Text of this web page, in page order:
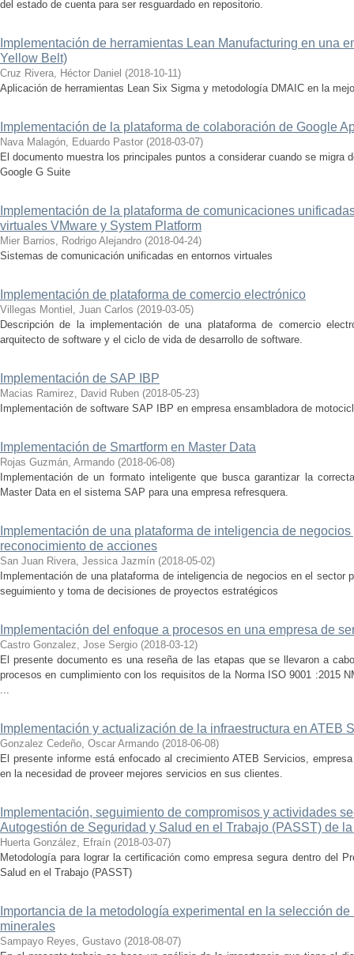
del estado de cuenta para ser resguardado en repositorio.
Implementación de herramientas Lean Manufacturing en una
Yellow Belt)
Cruz Rivera, Héctor Daniel (2018-10-11)
Aplicación de herramientas Lean Six Sigma y metodología DMAIC en la
Implementación de la plataforma de colaboración de Google
Nava Malagón, Eduardo Pastor (2018-03-07)
El documento muestra los principales puntos a considerar cuando se migra
Google G Suite
Implementación de la plataforma de comunicaciones
virtuales VMware y System Platform
Mier Barrios, Rodrigo Alejandro (2018-04-24)
Sistemas de comunicación unificadas en entornos virtuales
Implementación de plataforma de comercio electrónico
Villegas Montiel, Juan Carlos (2019-03-05)
Descripción de la implementación de una plataforma de comercio
arquitecto de software y el ciclo de vida de desarrollo de software.
Implementación de SAP IBP
Macias Ramirez, David Ruben (2018-05-23)
Implementación de software SAP IBP en empresa ensambladora de
Implementación de Smartform en Master Data
Rojas Guzmán, Armando (2018-06-08)
Implementación de un formato inteligente que busca garantizar la
Master Data en el sistema SAP para una empresa refresquera.
Implementación de una plataforma de inteligencia de
reconocimiento de acciones
San Juan Rivera, Jessica Jazmín (2018-05-02)
Implementación de una plataforma de inteligencia de negocios en el sector
seguimiento y toma de decisiones de proyectos estratégicos
Implementación del enfoque a procesos en una empresa de
Castro Gonzalez, Jose Sergio (2018-03-12)
El presente documento es una reseña de las etapas que se llevaron a
procesos en cumplimiento con los requisitos de la Norma ISO 9001 :2015
...
Implementación y actualización de la infraestructura en ATEB
Gonzalez Cedeño, Oscar Armando (2018-06-08)
El presente informe está enfocado al crecimiento ATEB Servicios,
en la necesidad de proveer mejores servicios en sus clientes.
Implementación, seguimiento de compromisos y actividades
Autogestión de Seguridad y Salud en el Trabajo (PASST) de
Huerta González, Efraín (2018-03-07)
Metodología para lograr la certificación como empresa segura dentro del
Salud en el Trabajo (PASST)
Importancia de la metodología experimental en la selección
minerales
Sampayo Reyes, Gustavo (2018-08-07)